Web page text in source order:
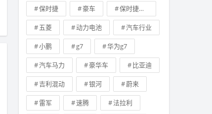
保时捷 豪车 保时捷卡宴
五菱 动力电池 汽车行业
小鹏 g7 华为g7
汽车马力 豪华车 比亚迪
吉利混动 银河 蔚来
雷军 速腾 法拉利